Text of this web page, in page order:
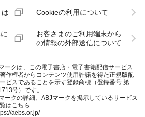
Cookieの利用について
お客さまのご利用端末から
の情報の外部送信について
ークは、この電子書店・電子書籍配信サービス
作権者からコンテンツ使用許諾を得た正規版配
ビスであることを示す登録商標（登録番号 第
号）です。
ークの詳細、ABJマークを掲示しているサービス
はこちら
aebs.or.jp/